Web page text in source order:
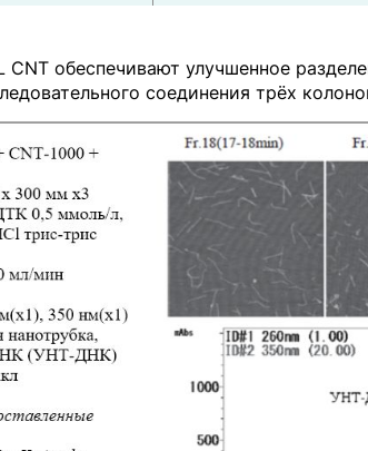
CNT обеспечивают улучшенное
соединения трёх